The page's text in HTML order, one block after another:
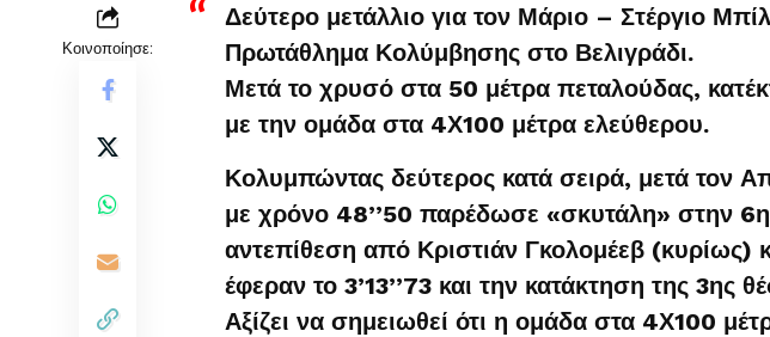
Κοινοποίησε:
Δεύτερο μετάλλιο για τον Μάριο – Στέργιο
Πρωτάθλημα Κολύμβησης στο Βελιγράδι.
Μετά το χρυσό στα 50 μέτρα πεταλούδας,
με την ομάδα στα 4Χ100 μέτρα ελεύθερου.
Κολυμπώντας δεύτερος κατά σειρά, μετά τον
με χρόνο 48’’50 παρέδωσε «σκυτάλη» στην
αντεπίθεση από Κριστιάν Γκολομέεβ (κυρίως)
έφεραν το 3’13’’73 και την κατάκτηση της 3ης
Αξίζει να σημειωθεί ότι η ομάδα στα 4Χ100